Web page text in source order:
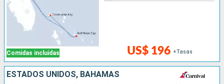
Comidas incluidas US$ 196 +Tasas
ESTADOS UNIDOS, BAHAMAS